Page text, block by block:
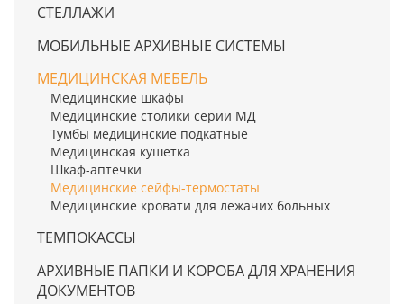
СТЕЛЛАЖИ
МОБИЛЬНЫЕ АРХИВНЫЕ СИСТЕМЫ
МЕДИЦИНСКАЯ МЕБЕЛЬ
Медицинские шкафы
Медицинские столики серии МД
Тумбы медицинские подкатные
Медицинская кушетка
Шкаф-аптечки
Медицинские сейфы-термостаты
Медицинские кровати для лежачих больных
ТЕМПОКАССЫ
АРХИВНЫЕ ПАПКИ И КОРОБА ДЛЯ ХРАНЕНИЯ
ДОКУМЕНТОВ